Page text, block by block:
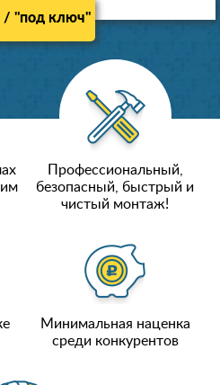
потолки!
/ "под ключ"
Профессиональный,
безопасный, быстрый и
чистый монтаж!
Минимальная наценка
среди конкурентов